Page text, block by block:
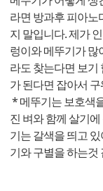
라면 방과후 피아노
지 말입니다. 제가
렁이와 메뚜기가 많
라도 찾는다면 보기
가 된다면 잡아서
* 메뚜기는 보호색
진 벼와 함께 살기
기는 갈색을 띄고
기와 구별을 하는것
<